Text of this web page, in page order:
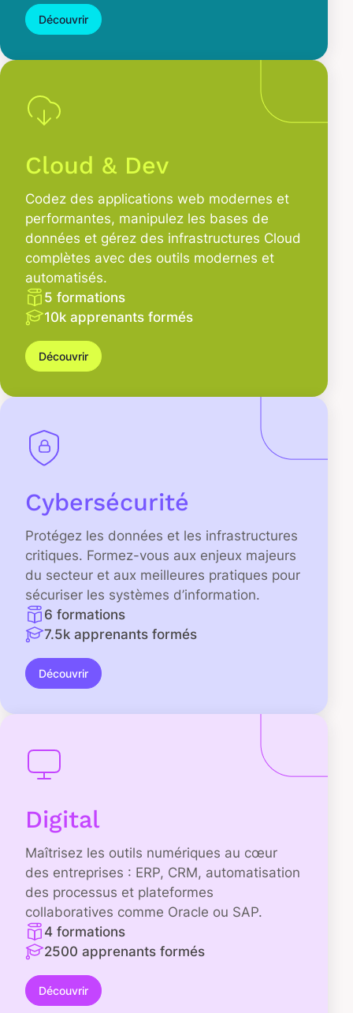
Découvrir
Cloud & Dev
Codez des applications web modernes et
performantes, manipulez les bases de
données et gérez des infrastructures Cloud
complètes avec des outils modernes et
automatisés.
5 formations
10k apprenants formés
Découvrir
Cybersécurité
Protégez les données et les infrastructures
critiques. Formez-vous aux enjeux majeurs
du secteur et aux meilleures pratiques pour
sécuriser les systèmes d’information.
6 formations
7.5k apprenants formés
Découvrir
Digital
Maîtrisez les outils numériques au cœur
des entreprises : ERP, CRM, automatisation
des processus et plateformes
collaboratives comme Oracle ou SAP.
4 formations
2500 apprenants formés
Découvrir